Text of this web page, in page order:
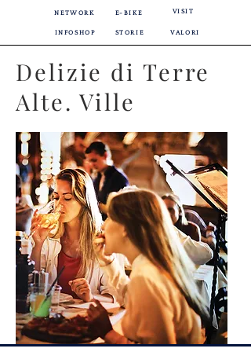
NETWORK E-BIKE VISIT
INFOSHOP STORIE VALORI
Delizie di Terre
Alte. Ville